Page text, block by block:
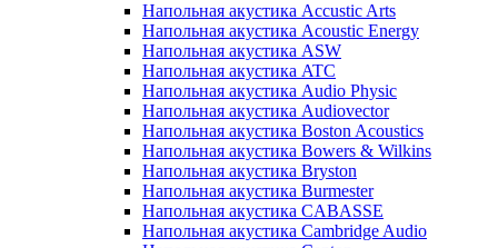
Напольная акустика Accustic Arts
Напольная акустика Acoustic Energy
Напольная акустика ASW
Напольная акустика ATC
Напольная акустика Audio Physic
Напольная акустика Audiovector
Напольная акустика Boston Acoustics
Напольная акустика Bowers & Wilkins
Напольная акустика Bryston
Напольная акустика Burmester
Напольная акустика CABASSE
Напольная акустика Cambridge Audio